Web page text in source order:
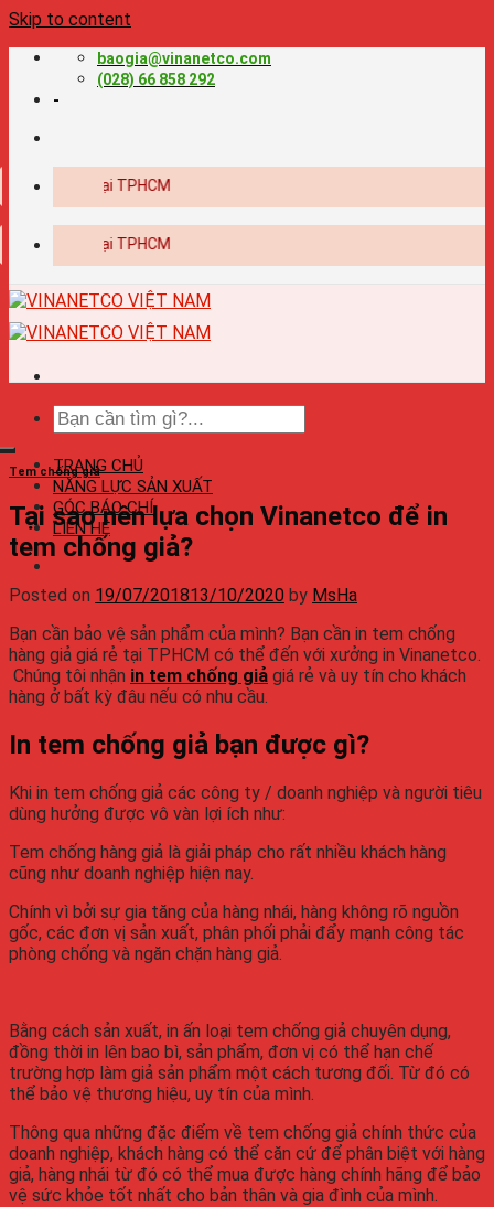
Skip to content
baogia@vinanetco.com
(028) 66 858 292
-
tại TPHCM
tại TPHCM
TRANG CHỦ
NĂNG LỰC SẢN XUẤT
GÓC BÁO CHÍ
LIÊN HỆ
Tem chống giả
Tại sao nên lựa chọn Vinanetco để in
tem chống giả?
Posted on 19/07/201813/10/2020 by MsHa
Bạn cần bảo vệ sản phẩm của mình? Bạn cần in tem chống
hàng giả giá rẻ tại TPHCM có thể đến với xưởng in Vinanetco.
Chúng tôi nhận in tem chống giả giá rẻ và uy tín cho khách
hàng ở bất kỳ đâu nếu có nhu cầu.
In tem chống giả bạn được gì?
Khi in tem chống giả các công ty / doanh nghiệp và người tiêu
dùng hưởng được vô vàn lợi ích như:
Tem chống hàng giả là giải pháp cho rất nhiều khách hàng
cũng như doanh nghiệp hiện nay.
Chính vì bởi sự gia tăng của hàng nhái, hàng không rõ nguồn
gốc, các đơn vị sản xuất, phân phối phải đẩy mạnh công tác
phòng chống và ngăn chặn hàng giả.
Bằng cách sản xuất, in ấn loại tem chống giả chuyên dụng,
đồng thời in lên bao bì, sản phẩm, đơn vị có thể hạn chế
trường hợp làm giả sản phẩm một cách tương đối. Từ đó có
thể bảo vệ thương hiệu, uy tín của mình.
Thông qua những đặc điểm về tem chống giả chính thức của
doanh nghiệp, khách hàng có thể căn cứ để phân biệt với hàng
giả, hàng nhái từ đó có thể mua được hàng chính hãng để bảo
vệ sức khỏe tốt nhất cho bản thân và gia đình của mình.